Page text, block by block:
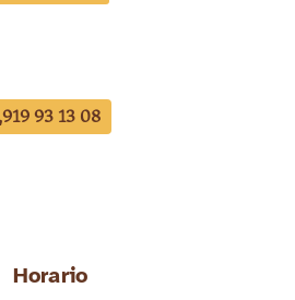
919 93 13 08
Horario